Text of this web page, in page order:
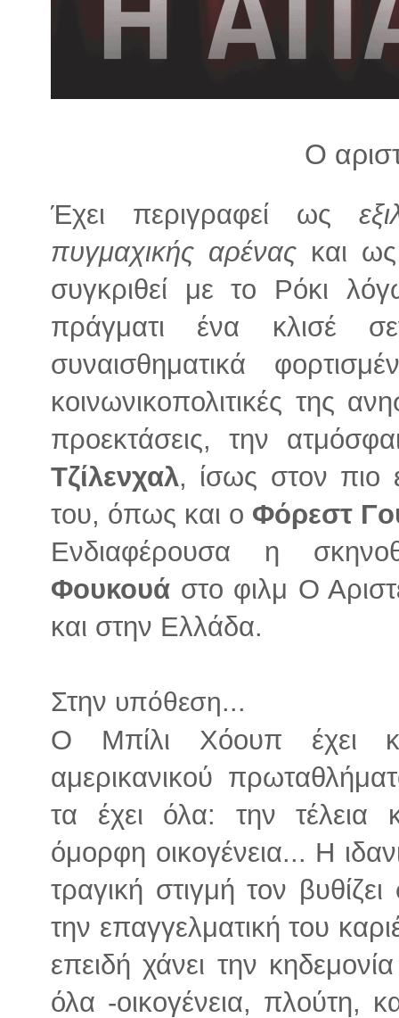
Ο
Έχει περιγραφεί ως
πυγμαχικής αρένας και
συγκριθεί με το Ρόκι
πράγματι ένα κλισέ
συναισθηματικά
κοινωνικοπολιτικές της
προεκτάσεις, την
Τζίλενχαλ, ίσως στον πιο
του, όπως και ο Φόρεστ
Ενδιαφέρουσα η
Φουκουά στο φιλμ Ο
και στην Ελλάδα.
Στην υπόθεση...
Ο Μπίλι Χόουπ έχει
αμερικανικού
τα έχει όλα: την τέλεια
όμορφη οικογένεια... Η
τραγική στιγμή τον
την επαγγελματική του
επειδή χάνει την
όλα -οικογένεια, πλούτη,